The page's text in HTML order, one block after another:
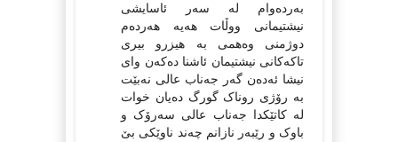
بەردەوام لە سەر ئاسایشی
نیشتیمانی ووڵات هەیە هەردەم
دوژمنی وەهمی بە هیزرو بیری
تاکەکانی نیشتیمان ئاشنا دەکەن وای
نیشا ئەدەن گەر جەناب عالی نەبێت
بە رۆژی روناک گورگ دەیان خوات
لە کاتێکدا جەناب عالی سەرۆک و
باوک و رێبەر نازانم چەند ناوێکی بێ